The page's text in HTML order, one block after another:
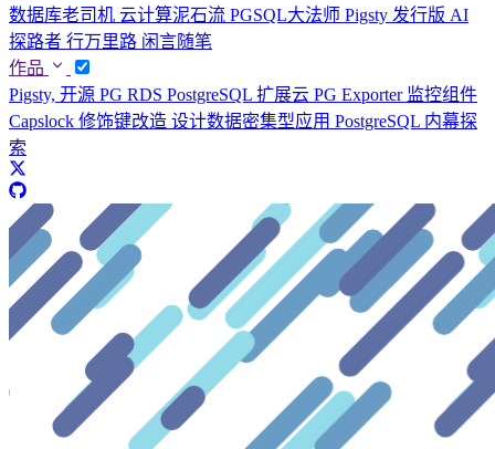
数据库老司机 云计算泥石流 PGSQL大法师 Pigsty 发行版 AI
探路者 行万里路 闲言随笔
作品
Pigsty, 开源 PG RDS PostgreSQL 扩展云 PG Exporter 监控组件
Capslock 修饰键改造 设计数据密集型应用 PostgreSQL 内幕探
索